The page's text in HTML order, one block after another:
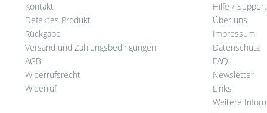
Kontakt
Defektes Produkt
Rückgabe
Versand und Zahlungsbedingungen
AGB
Widerrufsrecht
Widerruf
Hilfe / Support
Über uns
Impressum
Datenschutz
FAQ
Newsletter
Links
Weitere